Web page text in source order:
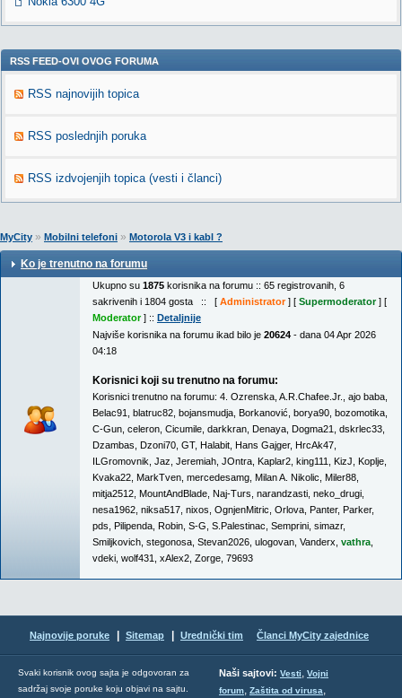
RSS FEED-OVI OVOG FORUMA
RSS najnovijih topica
RSS poslednjih poruka
RSS izdvojenjih topica (vesti i članci)
MyCity » Mobilni telefoni » Motorola V3 i kabl ?
Ko je trenutno na forumu
Ukupno su 1875 korisnika na forumu :: 65 registrovanih, 6
sakrivenih i 1804 gosta :: [ Administrator] [ Supermoderator] [
Moderator] :: Detaljnije
Najviše korisnika na forumu ikad bilo je 20624 - dana 04 Apr 2026
04:18
Korisnici koji su trenutno na forumu:
Korisnici trenutno na forumu: 4. Ozrenska A.R.Chafee.Jr. ajo baba
Belac91
blatruc82 bojansmudja Borkanović borya90 bozomotika
C-Gun celeron Cicumile darkkran Denaya Dogma21 dskrlec33
Dzambas Dzoni70 GT, Halabit Hans Gajger, HrcAk47
ILGromovnik Jaz Jeremiah JOntra Kaplar2 king111 KizJ Koplje
Kvaka22 MarkTven mercedesamg Milan A. Nikolic Miler88
mitja2512 MountAndBlade Naj-Turs narandzasti neko_drugi
nesa1962 niksa517 nixos OgnjenMitric Orlova Panter, Parker,
pds Pilipenda Robin S-G S.Palestinac Semprini simazr,
Smiljkovich stegonosa Stevan2026 ulogovan Vanderx vathra
vdeki wolf431 xAlex2 Zorge 79693
Najnovije poruke Sitemap Urednički tim Članci MyCity zajednice
Svaki korisnik ovog sajta je odgovoran za
sadržaj svoje poruke koju objavi na sajtu.
Naši sajtovi: Vesti, Vojni
forum, Zaštita od virusa,